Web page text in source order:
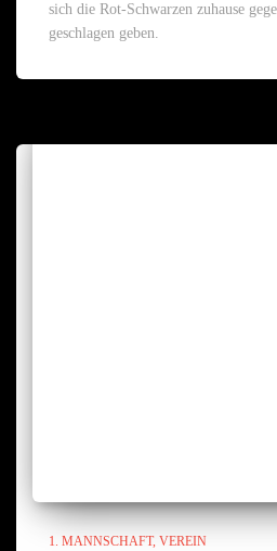
sich die Rot-Schwarzen zuhause
geschlagen geben.
1. MANNSCHAFT VEREIN